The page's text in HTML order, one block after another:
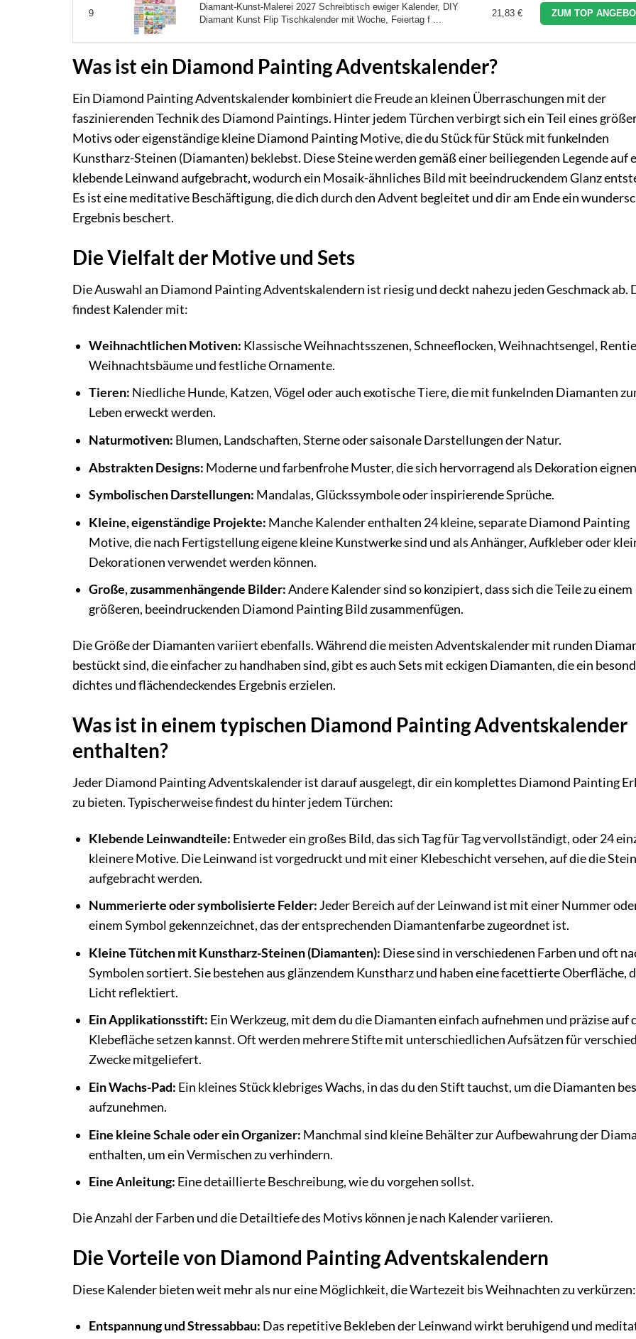
9
Diamant-Kunst-Malerei 2027 Schreibtisch ewiger Kalender, DIY
Diamant Kunst Flip Tischkalender mit Woche, Feiertag f ...
21,83 € ZUM TOP
Was ist ein Diamond Painting Adventskalender?
Ein Diamond Painting Adventskalender kombiniert die Freude an kleinen Überraschungen mit der
faszinierenden Technik des Diamond Paintings. Hinter jedem Türchen verbirgt sich ein Teil eines
Motivs oder eigenständige kleine Diamond Painting Motive, die du Stück für Stück mit funkelnden
Kunstharz-Steinen (Diamanten) beklebst. Diese Steine werden gemäß einer beiliegenden Legende auf
klebende Leinwand aufgebracht, wodurch ein Mosaik-ähnliches Bild mit beeindruckendem Glanz
Es ist eine meditative Beschäftigung, die dich durch den Advent begleitet und dir am Ende ein
Ergebnis beschert.
Die Vielfalt der Motive und Sets
Die Auswahl an Diamond Painting Adventskalendern ist riesig und deckt nahezu jeden Geschmack ab.
findest Kalender mit:
Weihnachtlichen Motiven: Klassische Weihnachtsszenen, Schneeflocken, Weihnachtsengel,
Weihnachtsbäume und festliche Ornamente.
Tieren: Niedliche Hunde, Katzen, Vögel oder auch exotische Tiere, die mit funkelnden Diamanten
Leben erweckt werden.
Naturmotiven: Blumen, Landschaften, Sterne oder saisonale Darstellungen der Natur.
Abstrakten Designs: Moderne und farbenfrohe Muster, die sich hervorragend als Dekoration
Symbolischen Darstellungen: Mandalas, Glückssymbole oder inspirierende Sprüche.
Kleine, eigenständige Projekte: Manche Kalender enthalten 24 kleine, separate Diamond Painting
Motive, die nach Fertigstellung eigene kleine Kunstwerke sind und als Anhänger, Aufkleber oder
Dekorationen verwendet werden können.
Große, zusammenhängende Bilder:Andere Kalender sind so konzipiert, dass sich die Teile zu einem
größeren, beeindruckenden Diamond Painting Bild zusammenfügen.
Die Größe der Diamanten variiert ebenfalls. Während die meisten Adventskalender mit runden
bestückt sind, die einfacher zu handhaben sind, gibt es auch Sets mit eckigen Diamanten, die ein
dichtes und flächendeckendes Ergebnis erzielen.
Was ist in einem typischen Diamond Painting Adventskalender
enthalten?
Jeder Diamond Painting Adventskalender ist darauf ausgelegt, dir ein komplettes Diamond Painting
zu bieten. Typischerweise findest du hinter jedem Türchen:
Klebende Leinwandteile: Entweder ein großes Bild, das sich Tag für Tag vervollständigt, oder 24
kleinere Motive. Die Leinwand ist vorgedruckt und mit einer Klebeschicht versehen, auf die die
aufgebracht werden.
Nummerierte oder symbolisierte Felder:Jeder Bereich auf der Leinwand ist mit einer Nummer
einem Symbol gekennzeichnet, das der entsprechenden Diamantenfarbe zugeordnet ist.
Kleine Tütchen mit Kunstharz-Steinen (Diamanten): Diese sind in verschiedenen Farben und oft
Symbolen sortiert. Sie bestehen aus glänzendem Kunstharz und haben eine facettierte Oberfläche,
Licht reflektiert.
Ein Applikationsstift: Ein Werkzeug, mit dem du die Diamanten einfach aufnehmen und präzise auf
Klebefläche setzen kannst. Oft werden mehrere Stifte mit unterschiedlichen Aufsätzen für
Zwecke mitgeliefert.
Ein Wachs-Pad: Ein kleines Stück klebriges Wachs, in das du den Stift tauchst, um die Diamanten
aufzunehmen.
Eine kleine Schale oder ein Organizer: Manchmal sind kleine Behälter zur Aufbewahrung der
enthalten, um ein Vermischen zu verhindern.
Eine Anleitung: Eine detaillierte Beschreibung, wie du vorgehen sollst.
Die Anzahl der Farben und die Detailtiefe des Motivs können je nach Kalender variieren.
Die Vorteile von Diamond Painting Adventskalendern
Diese Kalender bieten weit mehr als nur eine Möglichkeit, die Wartezeit bis Weihnachten zu verkürzen:
Entspannung und Stressabbau: Das repetitive Bekleben der Leinwand wirkt beruhigend und